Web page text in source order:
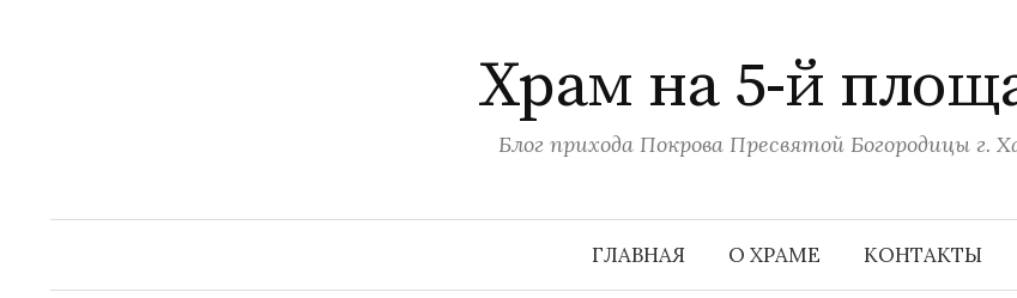
Храм на 5-й
Блог прихода Покрова Пресвятой Богородицы г.
ГЛАВНАЯ О ХРАМЕ КОНТАКТЫ